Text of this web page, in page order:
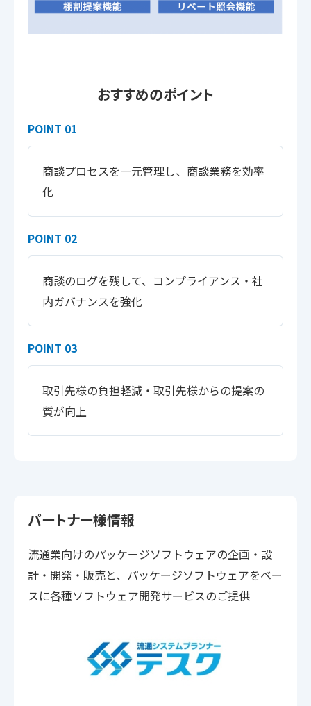
おすすめのポイント
POINT 01
商談プロセスを一元管理し、商談業務を効率
化
POINT 02
商談のログを残して、コンプライアンス・社
内ガバナンスを強化
POINT 03
取引先様の負担軽減・取引先様からの提案の
質が向上
パートナー様情報
流通業向けのパッケージソフトウェアの企画・設
計・開発・販売と、パッケージソフトウェアをベー
スに各種ソフトウェア開発サービスのご提供